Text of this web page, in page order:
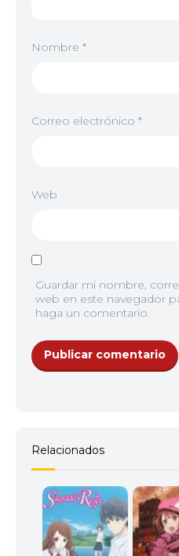
<img src="//
Nombre *
Correo electrónico *
Web
Guardar mi nombre,
web en este navegador
haga un comentario.
Relacionados